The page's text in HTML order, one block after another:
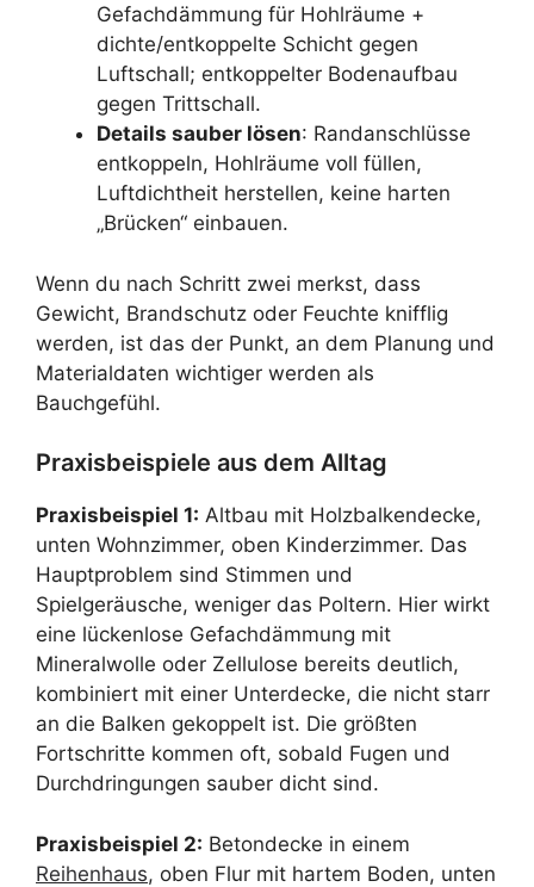
Gefachdämmung für Hohlräume +
dichte/entkoppelte Schicht gegen
Luftschall; entkoppelter Bodenaufbau
gegen Trittschall.
Details sauber lösen: Randanschlüsse
entkoppeln, Hohlräume voll füllen,
Luftdichtheit herstellen, keine harten
„Brücken“ einbauen.
Wenn du nach Schritt zwei merkst, dass
Gewicht, Brandschutz oder Feuchte knifflig
werden, ist das der Punkt, an dem Planung und
Materialdaten wichtiger werden als
Bauchgefühl.
Praxisbeispiele aus dem Alltag
Praxisbeispiel 1: Altbau mit Holzbalkendecke,
unten Wohnzimmer, oben Kinderzimmer. Das
Hauptproblem sind Stimmen und
Spielgeräusche, weniger das Poltern. Hier wirkt
eine lückenlose Gefachdämmung mit
Mineralwolle oder Zellulose bereits deutlich,
kombiniert mit einer Unterdecke, die nicht starr
an die Balken gekoppelt ist. Die größten
Fortschritte kommen oft, sobald Fugen und
Durchdringungen sauber dicht sind.
Praxisbeispiel 2: Betondecke in einem
Reihenhaus, oben Flur mit hartem Boden, unten